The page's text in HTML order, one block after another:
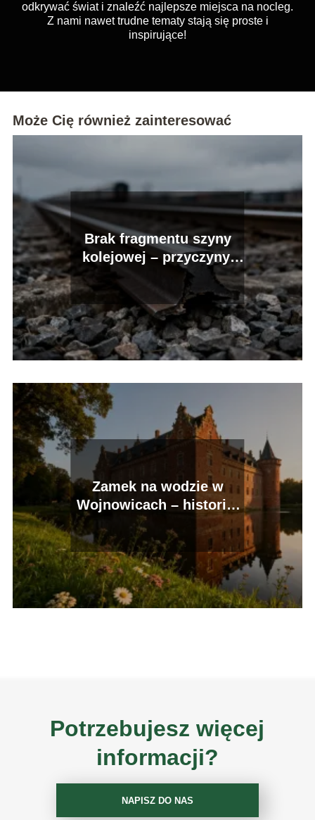
odkrywać świat i znaleźć najlepsze miejsca na nocleg.
Z nami nawet trudne tematy stają się proste i
inspirujące!
Może Cię również zainteresować
Brak fragmentu szyny
kolejowej – przyczyny,
skutki i zagrożenia
Zamek na wodzie w
Wojnowicach – historia,
zwiedzanie, atrakcje
Potrzebujesz więcej
informacji?
NAPISZ DO NAS